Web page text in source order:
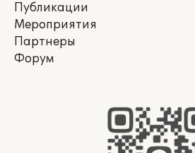
Публикации
Мероприятия
Партнеры
Форум